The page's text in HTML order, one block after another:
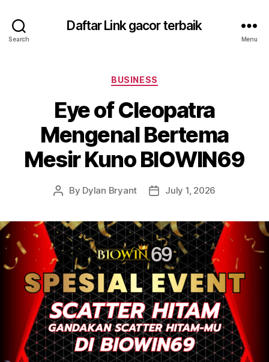
Search
Daftar Link gacor terbaik
Menu
Categories
BUSINESS
Eye of Cleopatra
Mengenal Bertema
Mesir Kuno BIOWIN69
Post
By Dylan Bryant
PostJuly 1, 2026